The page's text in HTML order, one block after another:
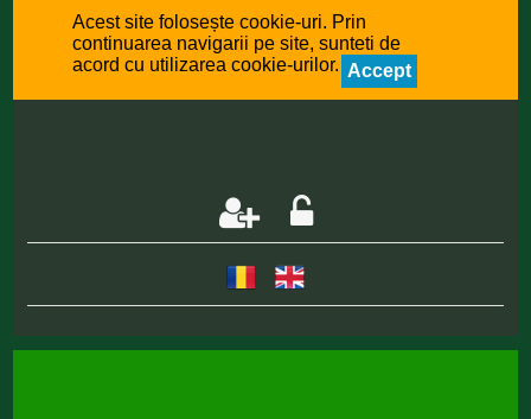
Acest site folosește cookie-uri. Prin
continuarea navigarii pe site, sunteti de
acord cu utilizarea cookie-urilor. Accept